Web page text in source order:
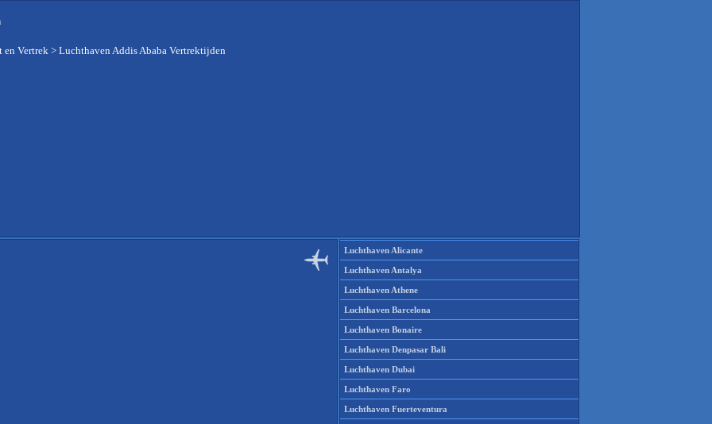
en Vertrek > Luchthaven Addis Ababa Vertrektijden
Luchthaven Alicante
Luchthaven Antalya
Luchthaven Athene
Luchthaven Barcelona
Luchthaven Bonaire
Luchthaven Denpasar Bali
Luchthaven Dubai
Luchthaven Faro
Luchthaven Fuerteventura